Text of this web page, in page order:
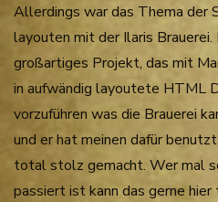
Allerdings war das Thema der
layouten mit der Ilaris
großartiges Projekt, das mit
in aufwändig layoutete HTML
vorzuführen was die Brauerei
und er hat meinen dafür
total stolz gemacht. Wer mal
passiert ist kann das gerne hier